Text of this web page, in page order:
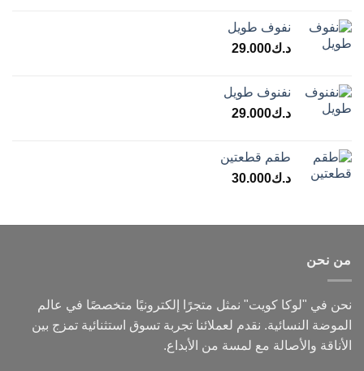
نفوف طويل
د.ك29.000
نفنوف طويل
د.ك29.000
طقم قطعتين
د.ك30.000
من نحن
نحن في "لوكا كويت" نمثل متجرًا إلكترونيًا متخصصًا في عالم
الموضة النسائية. نقدم لعملائنا تجربة تسوق استثنائية تمزج بين
الأناقة والأصالة مع لمسة من الأبداع.